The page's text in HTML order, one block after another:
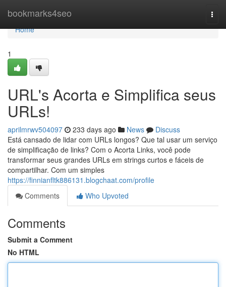
bookmarks4seo
Home
Home
1
URL's Acorta e Simplifica seus
URLs!
aprilmrwv504097 233 days ago News
Discuss
Está cansado de lidar com URLs longos? Que tal usar um serviço
de simplificação de links? Com o Acorta Links, você pode
transformar seus grandes URLs em strings curtos e fáceis de
compartilhar. Com um simples
https://finnianfltk886131.blogchaat.com/profile
Comments
Who Upvoted
Comments
Submit a Comment
No HTML